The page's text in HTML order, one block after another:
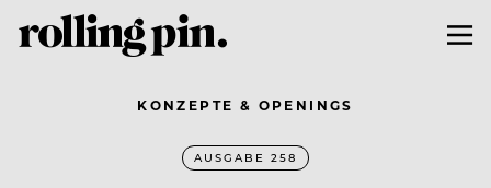
KONZEPTE & OPENINGS
AUSGABE 258